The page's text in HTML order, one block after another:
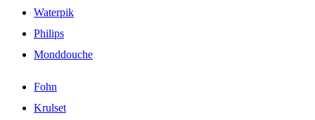
Waterpik
Philips
Monddouche
Fohn
Krulset